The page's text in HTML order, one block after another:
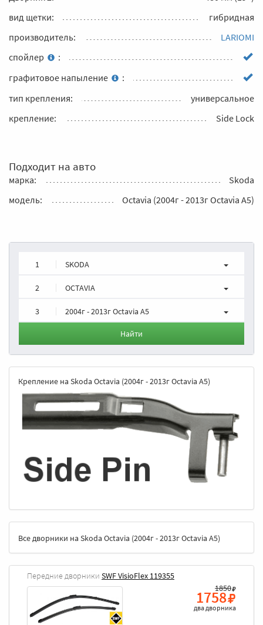
вид щетки:
гибридная
производитель:
LARIOMI
спойлер
:
графитовое напыление
:
тип крепления:
универсальное
крепление:
Side Lock
Подходит на авто
марка:
Skoda
модель:
Octavia (2004г - 2013г Octavia A5)
1 SKODA
2 OCTAVIA
3 2004г - 2013г Octavia A5
Найти
Крепление на Skoda Octavia (2004г - 2013г Octavia A5)
Все дворники на Skoda Octavia (2004г - 2013г Octavia A5)
Передние дворники SWF VisioFlex 119355
1850
1758
два дворника